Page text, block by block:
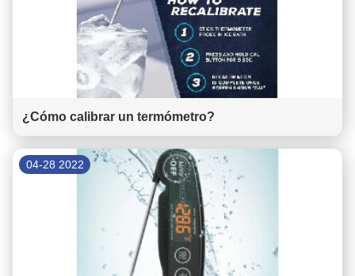
¿Cómo calibrar un termómetro?
04-28 2022